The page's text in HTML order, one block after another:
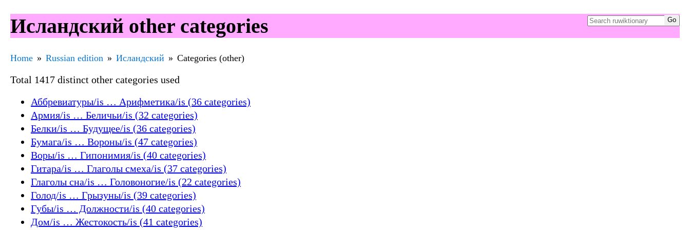
Исландский other categories
Home Russian edition Исландский Categories (other)
Total 1417 distinct other categories used
Аббревиатуры/is … Арифметика/is (36 categories)
Армия/is … Беличьи/is (32 categories)
Белки/is … Будущее/is (36 categories)
Бумага/is … Вороны/is (47 categories)
Воры/is … Гипонимия/is (40 categories)
Гитара/is … Глаголы смеха/is (37 categories)
Глаголы сна/is … Головоногие/is (22 categories)
Голод/is … Грызуны/is (39 categories)
Губы/is … Должности/is (40 categories)
Дом/is … Жестокость/is (41 categories)